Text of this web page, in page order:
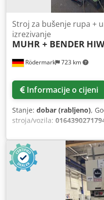
Rödermark 723 km
Stroj za bušenje rupa +
izrezivanje
MUHR + BENDER
Informacije o cijeni
Stanje: dobar (rabljeno),
stroja/vozila:
kombinirane škare za
izrezivanje i probijačem
ravni čelik - Duljina noža:
x 13 mm - Ili: 230 x 20 mm -
90°: 140 x 13 mm - pod
mm - Škare za okrugli
Četvrtasti čelik: 42 mm -